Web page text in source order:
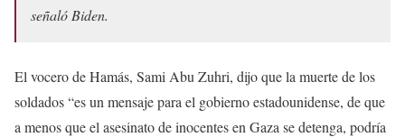
señaló Biden.
El vocero de Hamás, Sami Abu Zuhri, dijo que la muerte de los
soldados “es un mensaje para el gobierno estadounidense, de que
a menos que el asesinato de inocentes en Gaza se detenga, podría